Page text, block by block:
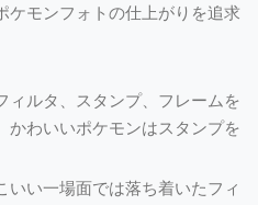
ケモンフォトの仕上がりを追求
ィルタ、スタンプ、フレームを
かわいいポケモンはスタンプを
いい一場面では落ち着いたフィ